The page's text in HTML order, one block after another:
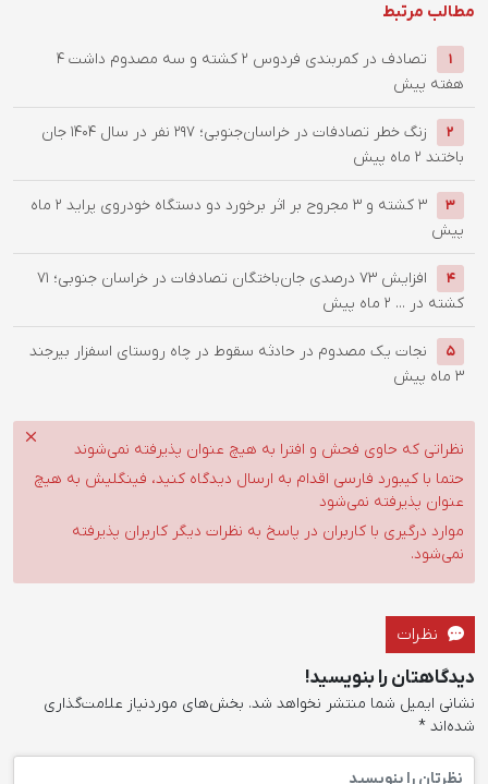
مطالب مرتبط
1 تصادف در کمربندی فردوس ۲ کشته و سه مصدوم داشت
4
هفته پیش
2
زنگ خطر تصادفات در خراسان‌جنوبی؛ 297 نفر در سال 1404 جان
باختند 2 ماه پیش
3 ۳ کشته و ۳ مجروح بر اثر برخورد دو دستگاه خودروی پراید
2 ماه
پیش
4
افزایش ۷۳ درصدی جان‌باختگان تصادفات در خراسان جنوبی؛ ۷۱
کشته در ... 2 ماه پیش
5
نجات یک مصدوم در حادثه سقوط در چاه روستای اسفزار بیرجند
3 ماه پیش
نظراتی که حاوی فحش و افترا به هیچ عنوان پذیرفته نمی‌شوند
حتما با کیبورد فارسی اقدام به ارسال دیدگاه کنید، فینگلیش به هیچ
عنوان پذیرفته نمی‌شود
موارد درگیری با کاربران در پاسخ به نظرات دیگر کاربران پذیرفته
نمی‌شود.
نظرات
دیدگاهتان را بنویسید!
نشانی ایمیل شما منتشر نخواهد شد. بخش‌های موردنیاز علامت‌گذاری
شده‌اند *